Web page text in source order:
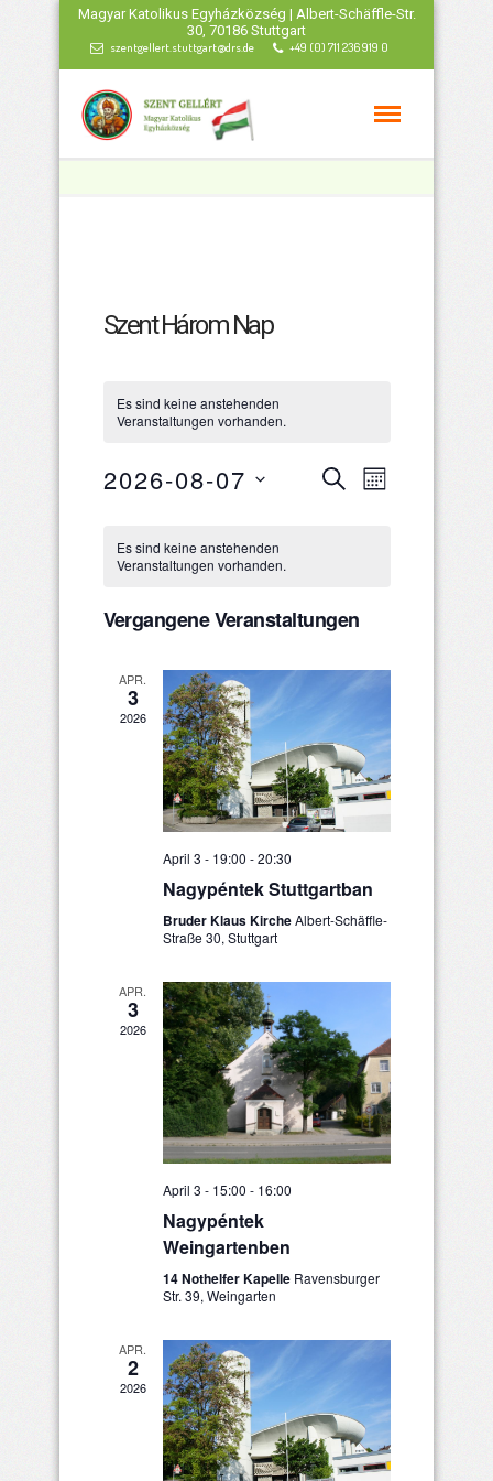
Magyar Katolikus Egyházközség | Albert-Schäffle-Str.
30, 70186 Stuttgart
szentgellert.stuttgart@drs.de +49 (0) 711 236 919 0
Szent Három Nap
Es sind keine anstehenden
Veranstaltungen vorhanden.
Suche
Monat
2026-08-07
Kalender
von
Veranstaltungen
Es sind keine anstehenden
Veranstaltungen vorhanden.
Vergangene Veranstaltungen
APR.
3
2026
April 3 - 19:00 -20:30
Nagypéntek Stuttgartban
Bruder Klaus KircheAlbert-Schäffle-
Straße 30, Stuttgart
APR.
3
2026
April 3 - 15:00 - 16:00
Nagypéntek
Weingartenben
14 Nothelfer Kapelle Ravensburger
Str. 39, Weingarten
APR.
2
2026